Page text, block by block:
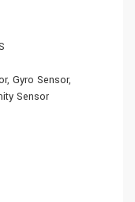
Gyro Sensor,
Sensor